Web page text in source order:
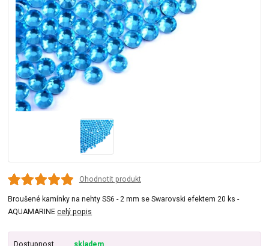
Ohodnotit produkt
Broušené kamínky na nehty SS6 - 2 mm se Swarovski efektem 20 ks -
AQUAMARINEcelý popis
Dostupnost skladem